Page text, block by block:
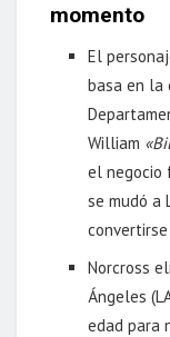
momento
El
basa en la
William
el negocio
se mudó a
Norcross
Ángeles
edad para